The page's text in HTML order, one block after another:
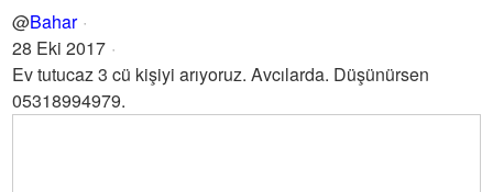
@Bahar
28 Eki 2017
Ev tutucaz 3 cü kişiyi arıyoruz. Avcılarda. Düşünürsen
05318994979.